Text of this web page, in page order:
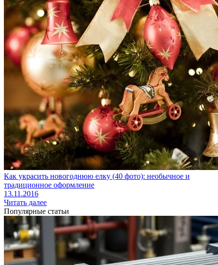
Как украсить новогоднюю елку (40 фото): необычное и
традиционное оформление
13.11.2016
Читать далее
Популярные статьи